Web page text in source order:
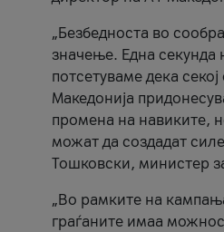
„Безбедноста во
значење. Една
потсетуваме дека
Македонија
промена на навиките,
можат да создадат
Тошковски, министер
„Во рамките на
граѓаните имаа